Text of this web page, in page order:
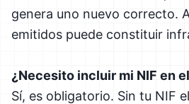
genera uno nuevo correcto.
emitidos puede constituir
¿Necesito incluir mi NIF en
Sí, es obligatorio. Sin tu NIF